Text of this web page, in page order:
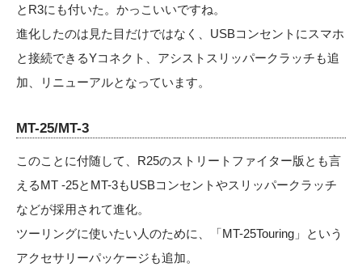
とR3にも付いた。かっこいいですね。
進化したのは見た目だけではなく、USBコンセントにスマホ
と接続できるYコネクト、アシストスリッパークラッチも追
加、リニューアルとなっています。
MT-25/MT-3
このことに付随して、R25のストリートファイター版とも言
えるMT -25とMT-3もUSBコンセントやスリッパークラッチ
などが採用されて進化。
ツーリングに使いたい人のために、「MT-25Touring」という
アクセサリーパッケージも追加。